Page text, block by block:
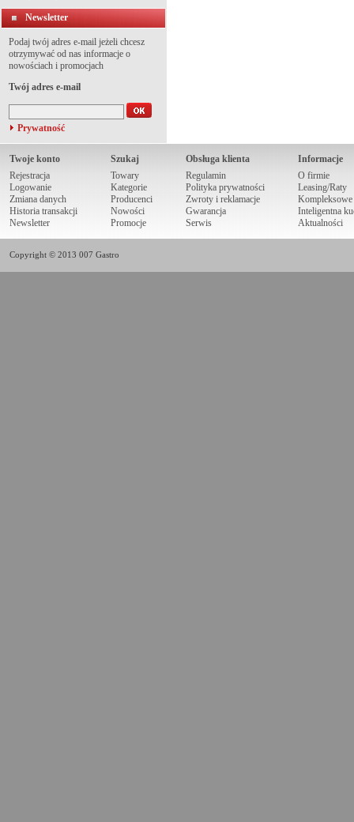
Newsletter
Podaj twój adres e-mail jeżeli chcesz
otrzymywać od nas informacje o
nowościach i promocjach
Twój adres e-mail
Prywatność
Twoje konto
Rejestracja
Logowanie
Zmiana danych
Historia transakcji
Newsletter
Szukaj
Towary
Kategorie
Producenci
Nowości
Promocje
Obsługa klienta
Regulamin
Polityka prywatności
Zwroty i reklamacje
Gwarancja
Serwis
Informacje
O firmie
Leasing/Raty
Kompleksowe
Inteligentna
Aktualności
Copyright © 2013 007 Gastro